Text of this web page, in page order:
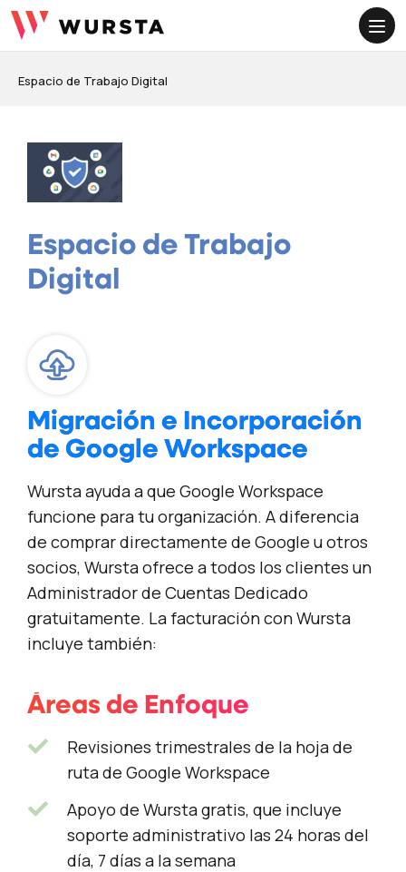
Espacio de Trabajo Digital
Espacio de Trabajo
Digital
Migración e Incorporación
de Google Workspace
Wursta ayuda a que Google Workspace
funcione para tu organización. A diferencia
de comprar directamente de Google u otros
socios, Wursta ofrece a todos los clientes un
Administrador de Cuentas Dedicado
gratuitamente. La facturación con Wursta
incluye también:
Áreas de Enfoque
Revisiones trimestrales de la hoja de
ruta de Google Workspace
Apoyo de Wursta gratis, que incluye
soporte administrativo las 24 horas del
día, 7 días a la semana